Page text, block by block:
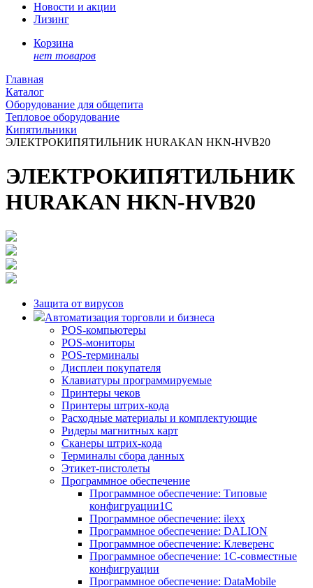
Новости и акции
Лизинг
Корзина
нет товаров
Главная
Каталог
Оборудование для общепита
Тепловое оборудование
Кипятильники
ЭЛЕКТРОКИПЯТИЛЬНИК HURAKAN HKN-HVB20
ЭЛЕКТРОКИПЯТИЛЬНИК
HURAKAN HKN-HVB20
Защита от вирусов
Автоматизация торговли и бизнеса
POS-компьютеры
POS-мониторы
POS-терминалы
Дисплеи покупателя
Клавиатуры программируемые
Принтеры чеков
Принтеры штрих-кода
Расходные материалы и комплектующие
Ридеры магнитных карт
Сканеры штрих-кода
Терминалы сбора данных
Этикет-пистолеты
Программное обеспечение
Программное обеспечение: Типовые
конфигруации1С
Программное обеспечение: ilexx
Программное обеспечение: DALION
Программное обеспечение: Клеверенс
Программное обеспечение: 1С-совместные
конфигруации
Программное обеспечение: DataMobile